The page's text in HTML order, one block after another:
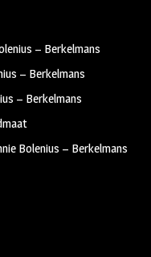
– Berkelmans
– Berkelmans
– Berkelmans
Bolenius – Berkelmans